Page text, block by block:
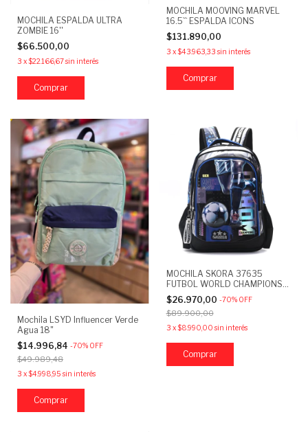
MOCHILA ESPALDA ULTRA
ZOMBIE 16''
$66.500,00
3 x$22.166,67sin interés
MOCHILA MOOVING MARVEL
16.5`` ESPALDA ICONS
$131.890,00
3 x$43.963,33 sin interés
Mochila LSYD Influencer Verde
Agua 18"
$14.996,84 -70% OFF
$49.989,48
3 x$4.998,95 sin interés
MOCHILA SKORA 37635
FUTBOL WORLD CHAMPIONS
18"
$26.970,00 -70% OFF
$89.900,00
3 x$8.990,00 sin interés